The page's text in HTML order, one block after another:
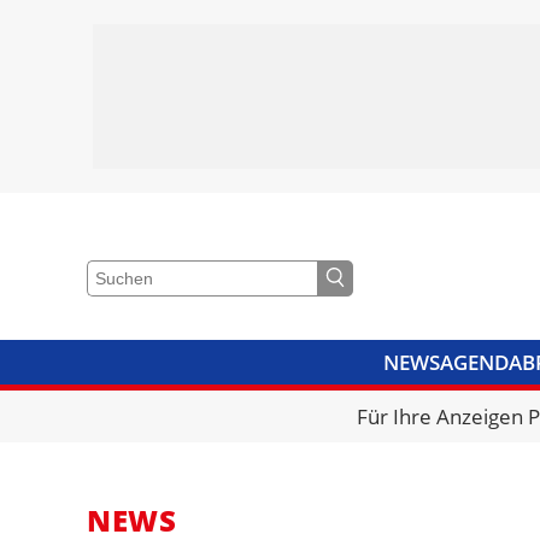
NEWSAGENDA
VIDEOSBIBLIOTHEK
Für Ihre Anzeigen
NEWS